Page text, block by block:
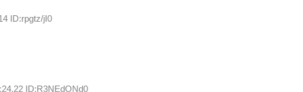
ID:rpgtz/jI0
ID:R3NEdONd0